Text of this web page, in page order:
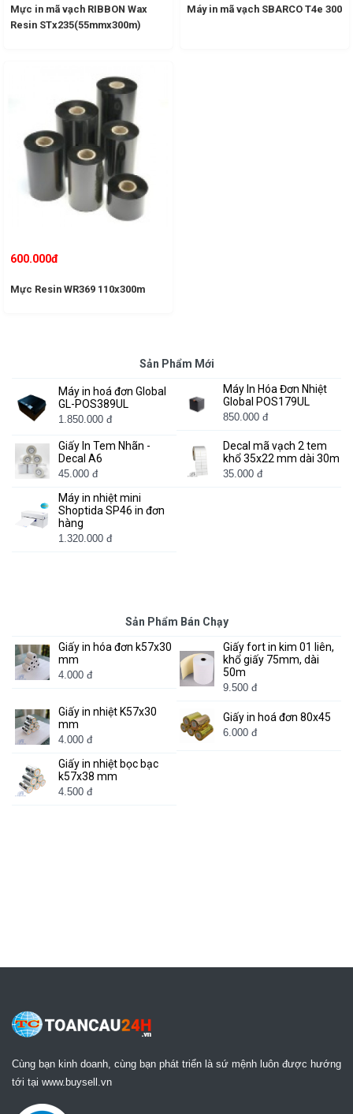
Sản Phẩm Mới
Máy in hoá đơn Global
GL-POS389UL
1.850.000 đ
Máy In Hóa Đơn Nhiệt
Global POS179UL
850.000 đ
Giấy In Tem Nhãn -
Decal A6
45.000 đ
Decal mã vạch 2 tem
khổ 35x22 mm dài 30m
35.000 đ
Máy in nhiệt mini
Shoptida SP46 in đơn
hàng
1.320.000 đ
Sản Phẩm Bán Chạy
Giấy in hóa đơn k57x30
mm
4.000 đ
Giấy fort in kim 01 liên,
khổ giấy 75mm, dài
50m
9.500 đ
Giấy in nhiệt K57x30
mm
4.000 đ
Giấy in hoá đơn 80x45
6.000 đ
Giấy in nhiệt bọc bạc
k57x38 mm
4.500 đ
Mực in mã vạch RIBBON Wax
Resin STx235(55mmx300m)
Máy in mã vạch SBARCO T4e 300
600.000đ
Mực Resin WR369 110x300m
Cùng bạn kinh doanh, cùng bạn phát triển là sứ mệnh luôn được hướng
tới tại www.buysell.vn